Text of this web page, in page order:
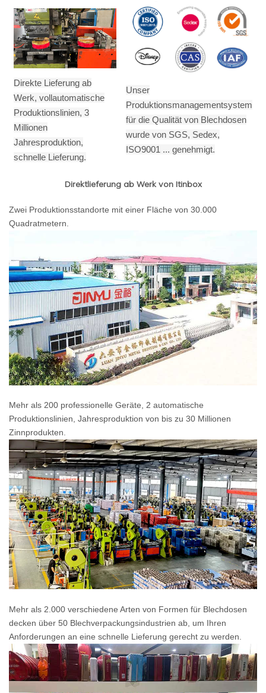
Direkte Lieferung ab
Werk, vollautomatische
Produktionslinien, 3
Millionen
Jahresproduktion,
schnelle Lieferung.
Unser
Produktionsmanagementsystem
für die Qualität von Blechdosen
wurde von SGS, Sedex,
ISO9001 ... genehmigt.
Direktlieferung ab Werk von Itinbox
Zwei Produktionsstandorte mit einer Fläche von 30.000
Quadratmetern.
Mehr als 200 professionelle Geräte, 2 automatische
Produktionslinien, Jahresproduktion von bis zu 30 Millionen
Zinnprodukten.
Mehr als 2.000 verschiedene Arten von Formen für Blechdosen
decken über 50 Blechverpackungsindustrien ab, um Ihren
Anforderungen an eine schnelle Lieferung gerecht zu werden.